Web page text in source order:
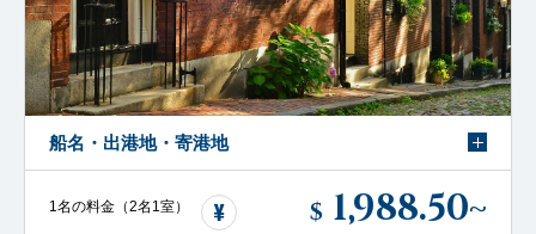
船名・出港地・寄港地
1名の料金（2名1室） $ 1,988.50~